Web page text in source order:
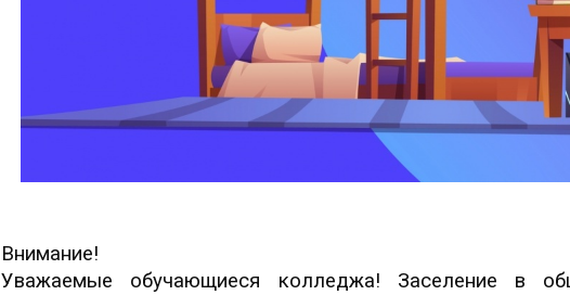
Внимание!
Уважаемые обучающиеся колледжа! Заселение в